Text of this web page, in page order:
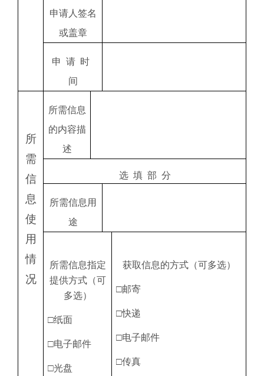
申请人签名
或盖章
申 请 时
间
所
需
信
息
使
用
情
况
所需信息
的内容描
述
选 填 部 分
所需信息用
途
所需信息指定
提供方式（可
多选）
□纸面
□电子邮件
□光盘
获取信息的方式（可多选）
□邮寄
□快递
□电子邮件
□传真